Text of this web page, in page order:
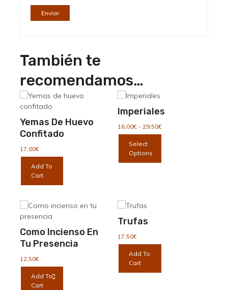
También te
recomendamos…
Yemas De Huevo
Confitado
17,00€
Add To
Cart
Imperiales
16,00€ - 29,50€Rango
Select
Options
Como Incienso En
Tu Presencia
12,50€
Add To
Cart
Trufas
17,50€
Add To
Cart